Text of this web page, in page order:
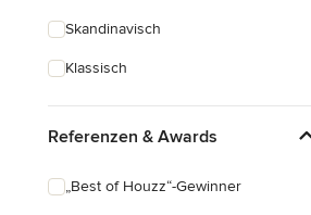
Skandinavisch
Klassisch
Referenzen & Awards
„Best of Houzz“-Gewinner